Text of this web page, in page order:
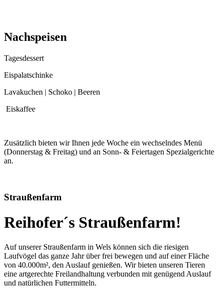
Nachspeisen
Tagesdessert
Eispalatschinke
Lavakuchen | Schoko | Beeren
Eiskaffee
Zusätzlich bieten wir Ihnen jede Woche ein wechselndes Menü
(Donnerstag & Freitag) und an Sonn- & Feiertagen Spezialgerichte
an.
Straußenfarm
Reihofer´s Straußenfarm!
Auf unserer Straußenfarm in Wels können sich die riesigen
Laufvögel das ganze Jahr über frei bewegen und auf einer Fläche
von 40.000m², den Auslauf genießen. Wir bieten unseren Tieren
eine artgerechte Freilandhaltung verbunden mit genügend Auslauf
und natürlichen Futtermitteln.